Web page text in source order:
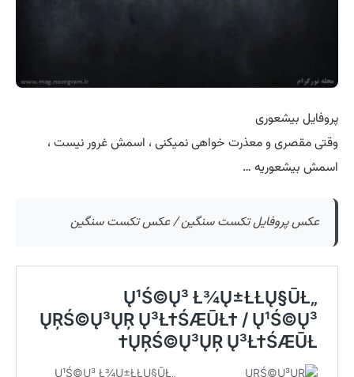
پروفایل بیشعوری
وقتی مقصری و معذرت خواهی نمیکنی ، اسمش غرور نیست ،
اسمش بیشعوریه …
عکس پروفایل تکست سنگین / عکس تکست سنگین